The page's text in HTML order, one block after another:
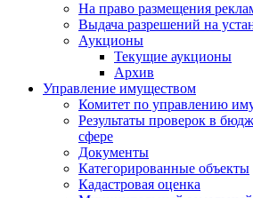
На право размещения
Выдача разрешений на
Аукционы
Текущие аукционы
Архив
Управление имуществом
Комитет по управлению
Результаты проверок в
сфере
Документы
Категорированные объекты
Кадастровая оценка